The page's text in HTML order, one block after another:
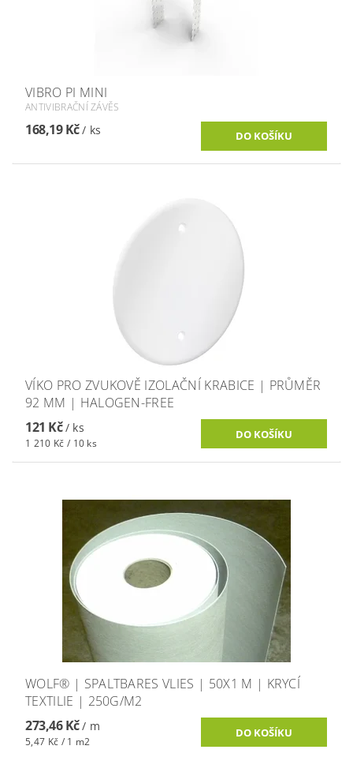
VIBRO PI MINI
ANTIVIBRAČNÍ ZÁVĚS
168,19 Kč/ ks
VÍKO PRO ZVUKOVĚ IZOLAČNÍ KRABICE | PRŮMĚR
92 MM | HALOGEN-FREE
121 Kč/ ks
1 210 Kč / 10 ks
WOLF® | SPALTBARES VLIES | 50X1 M | KRYCÍ
TEXTILIE | 250G/M2
273,46 Kč/ m
5,47 Kč / 1 m2